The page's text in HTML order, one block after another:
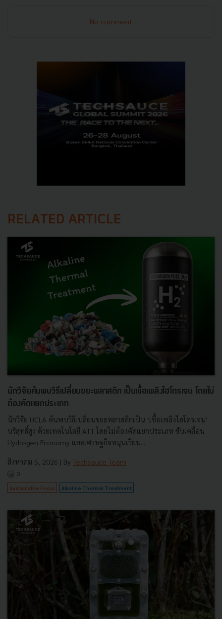
No comment
RELATED ARTICLE
นักวิจัยค้นพบวิธีเปลี่ยนขยะพลาสติก เป็นเชื้อเพลิงไฮโดรเจน โดยไม่
ต้องคัดแยกประเภท
นักวิจัย UCLA ค้นพบวิธีเปลี่ยนขยะพลาสติกเป็น ‘เชื้อเพลิงไฮโดรเจน’
บริสุทธิ์สูง ด้วยเทคโนโลยี ATT โดยไม่ต้องคัดแยกประเภท ขับเคลื่อน
Hydrogen Economy และเศรษฐกิจหมุนเวียน...
สิงหาคม 5, 2026 | By Techsauce Team
0
Sustainable Focus Alkaline Thermal Treatment